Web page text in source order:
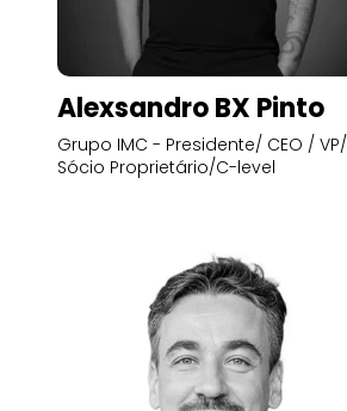
Alexsandro BX Pinto
Grupo IMC - Presidente/ CEO / VP/
Sócio Proprietário/C-level